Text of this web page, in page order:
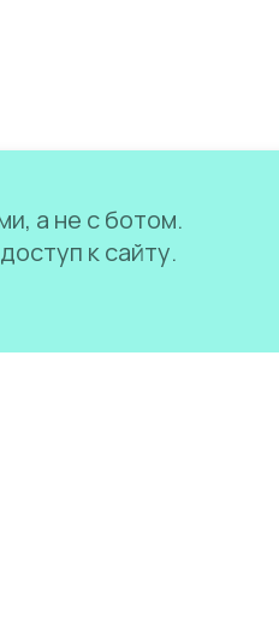
а не с ботом.
к сайту.